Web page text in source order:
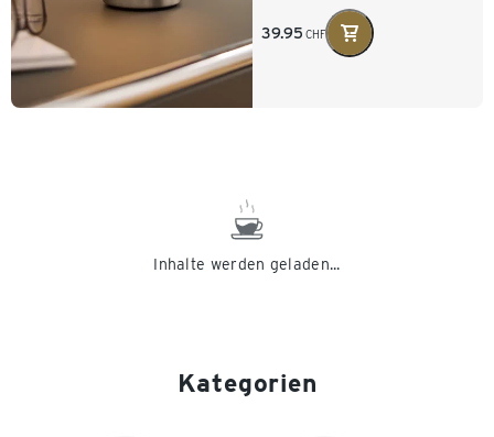
39.95 CHF
Inhalte werden geladen...
Kategorien